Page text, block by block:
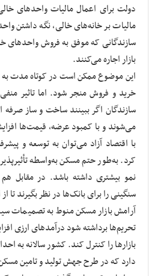
دولت برای اعمال مالیات واحدهای
مالیات بر خانه‌های خالی، نگه داشتن
سازندگانی که موفق به فروش واحدهای
بازار اجاره می‌کنند.
این موضوع ممکن است در کوتاه مدت به
خرید و فروش منجر شود. اما تاثیر
سازندگان اگر ببینند ساخت و ساز صرفه
می‌شوند و با کمبود عرضه، قیمت‌ها
با اقتصاد آزاد می‌توان به توسعه و
کرد. به‌طور حتم مسکن به‌واسطه
نمو بیشتری داشته باشد. در مقابل
سنگینی را برای بانک‌ها در نظر بگیرند تا
آرامش بازار مسکن منوط به تصمیمات
تحریم‌ها برداشته شود درآمدهای ارزی
بازارها را کنترل کند. کشور سالانه به
دارد که در طرح جهش تولید و تامین